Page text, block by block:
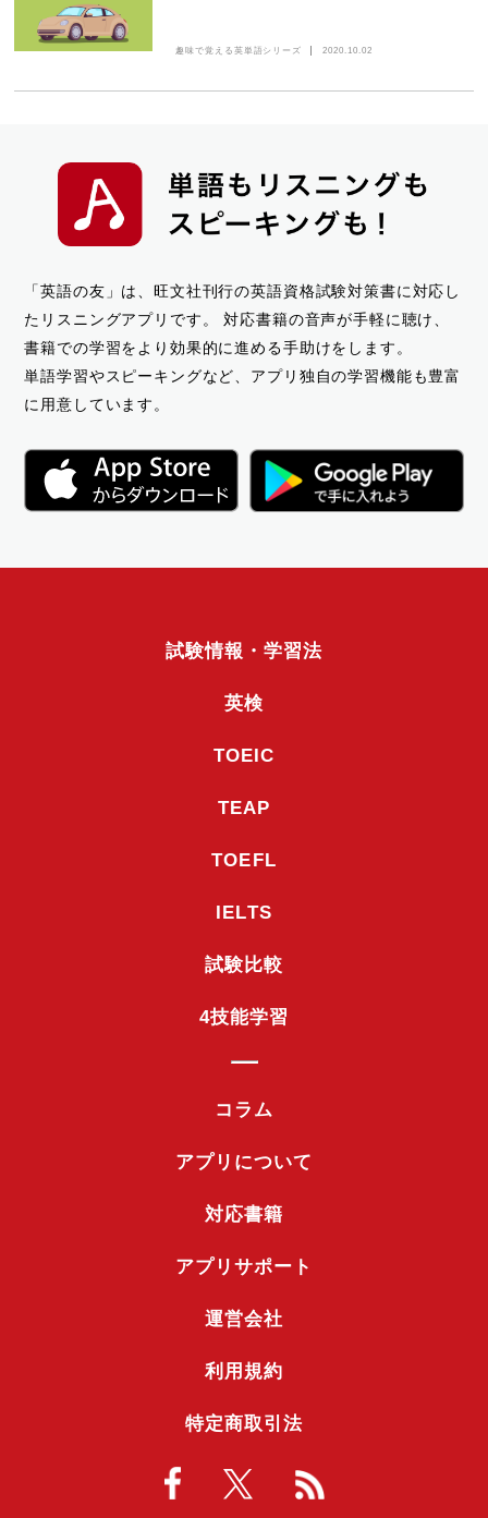
趣味で覚える英単語シリーズ 2020.10.02
「英語の友」は、旺文社刊行の英語資格試験対策書に対応し
たリスニングアプリです。
対応書籍の音声が手軽に聴け、
書籍での学習をより効果的に進める手助けをします。
単語学習やスピーキングなど、アプリ独自の学習機能も豊富
に用意しています。
試験情報・学習法
英検
TOEIC
TEAP
TOEFL
IELTS
試験比較
4技能学習
コラム
アプリについて
対応書籍
アプリサポート
運営会社
利用規約
特定商取引法